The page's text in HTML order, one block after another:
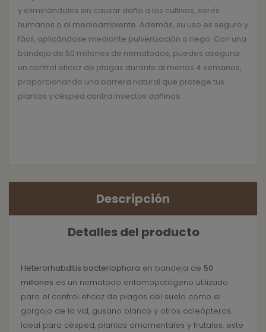
y eliminándolos sin causar daño a los cultivos, seres
humanos o al medioambiente. Además, su uso es seguro y
fácil, aplicándose mediante pulverización o riego. Con una
bandeja de 50 millones de nematodos, puedes asegurar
un control eficaz de plagas durante al menos 4 semanas,
proporcionando una barrera natural que protege tus
plantas y césped contra insectos dañinos.
Descripción
Detalles del producto
Heterorhabditis bacteriophora en bandeja de 50
millones es un nematodo entomopatógeno utilizado
para el control eficaz de plagas del suelo como el
gorgojo de la vid, gusano blanco y otros coleópteros.
Ideal para césped, plantas ornamentales y frutales, este